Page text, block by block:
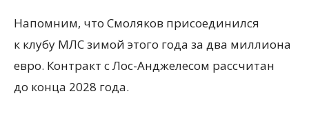
Напомним, что Смоляков присоединился
к клубу МЛС зимой этого года за два миллиона
евро. Контракт с Лос-Анджелесом рассчитан
до конца 2028 года.